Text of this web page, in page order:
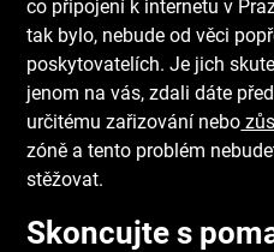
co připojení k internetu v
tak bylo, nebude od věci
poskytovatelích. Je jich
jenom na vás, zdali dáte
určitému zařizování nebo
zóně a tento problém
stěžovat.
Skoncujte s